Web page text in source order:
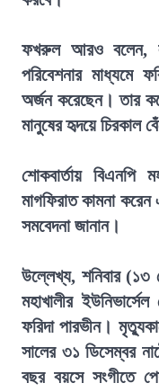
ফখরুল আরও বলেন,
পরিবেশনার মাধ্যমে
অর্জন করেছেন। তার
মানুষের হৃদয়ে চিরকাল
শোকবার্তায় বিএনপি
মাগফিরাত কামনা
সমবেদনা জানান।
উল্লেখ্য, শনিবার (১৩
মহাখালীর
ফরিদা পারভীন।
সালের ৩১ ডিসেম্বর
বছর বয়সে সংগীতে